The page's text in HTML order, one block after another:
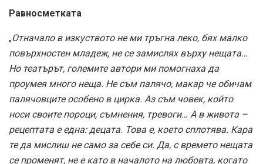
Равносметката
„Отначало в изкуството не ми тръгна леко, бях малко
повърхностен младеж, не се замислях върху нещата…
Но театърът, големите автори ми помогнаха да
проумея много неща. Не съм палячо, макар че обичам
палячовците особено в цирка. Аз съм човек, който
носи своите пороци, съмнения, тревоги… А в живота –
рецептата е една: децата. Това е, което сплотява. Кара
те да мислиш не само за себе си. Да, с времето нещата
се променят, не е като в началото на любовта, когато